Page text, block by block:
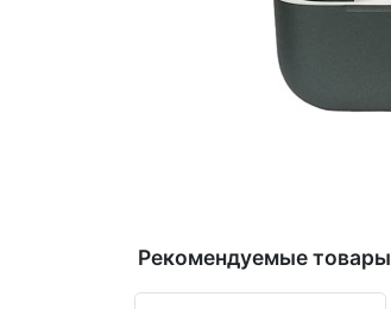
Рекомендуемые товары